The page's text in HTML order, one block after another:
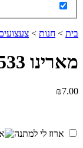
בית > חנות >
מארינו 1533
₪7.00
ארוז לי למתנה